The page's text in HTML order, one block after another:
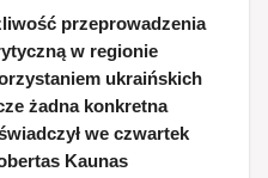
przeprowadzenia
w regionie
ukraińskich
żadna konkretna
we czwartek
Kaunas